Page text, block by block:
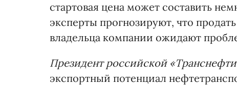
стартовая цена может составить
эксперты прогнозируют, что
владельца компании ожидают
Президент российской
экспортный потенциал